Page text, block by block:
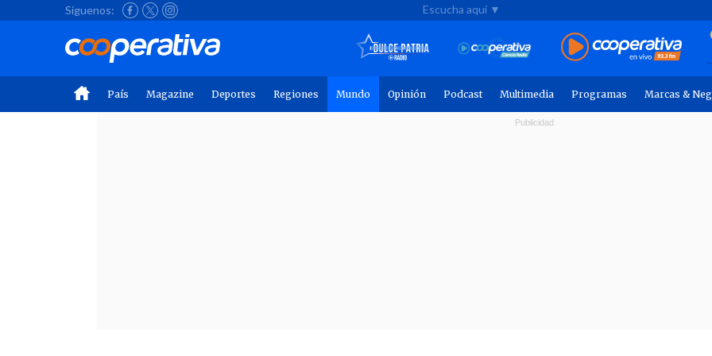
Síguenos: Escucha aquí ▼
País Magazine Deportes Regiones Mundo Opinión Podcast Multimedia Programas Marcas &